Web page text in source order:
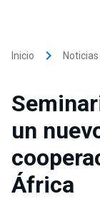
Inicio keyboard_arrow_right Noticias
un
África